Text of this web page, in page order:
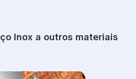
Inox a outros materiais